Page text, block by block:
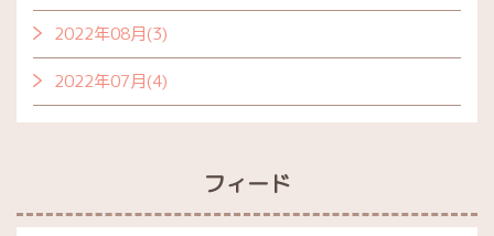
2022年08月(3)
2022年07月(4)
フィード